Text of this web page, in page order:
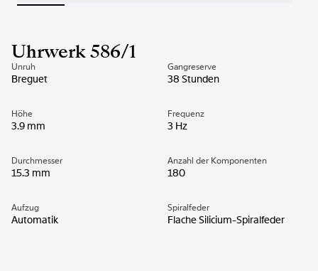
Uhrwerk 586/1
Unruh
Breguet
Gangreserve
38 Stunden
Höhe
3.9 mm
Frequenz
3 Hz
Durchmesser
15.3 mm
Anzahl der Komponenten
180
Aufzug
Automatik
Spiralfeder
Flache Silicium-Spiralfeder